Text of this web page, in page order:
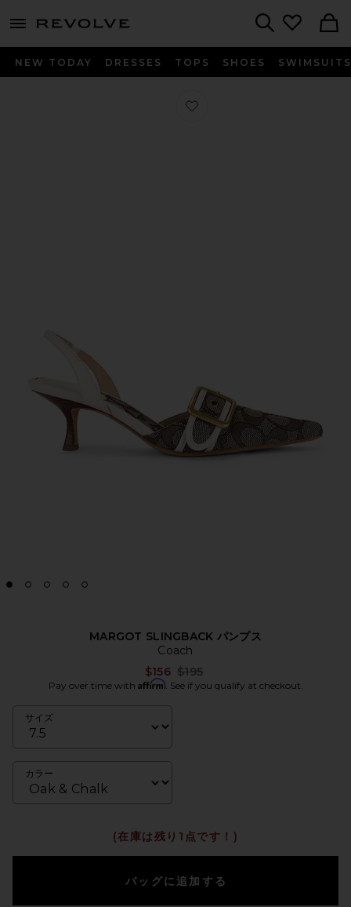
menu - shows more content
NEW TODAY DRESSES TOPS SHOES SWIMSUITS
お気に入り MARGOT SLINGBACK パ
MARGOT SLINGBACK パンプス
Coach
$156 Previous price:
$195
Pay over time with Affirm. See if you qualify at checkout.
サイズ
カラー
(在庫は残り1点です！)
バッグに追加する